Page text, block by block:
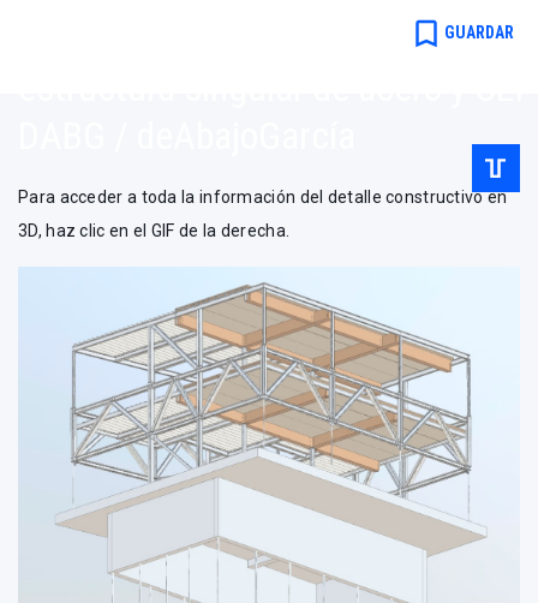
Casa Creneas: una vivienda con
bookmark_border GUARDAR
Para acceder a toda la información del detalle constructivo en
3D, haz clic en el GIF de la derecha.